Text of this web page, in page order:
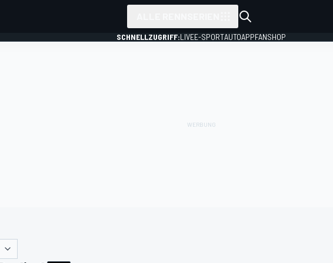
SCHNELLZUGRIFF:LIVEE-SPORTAUTOAPPFANSHOP